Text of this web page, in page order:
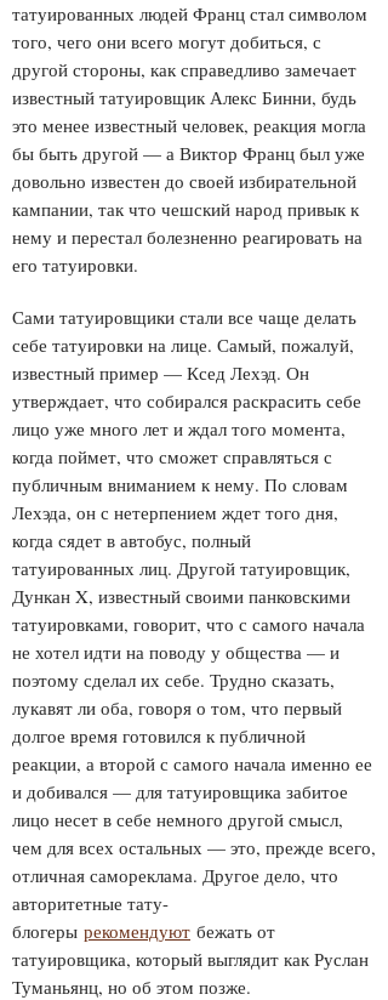
татуированных людей Франц стал символом
того, чего они всего могут добиться, с
другой стороны, как справедливо замечает
известный татуировщик Алекс Бинни, будь
это менее известный человек, реакция могла
бы быть другой — а Виктор Франц был уже
довольно известен до своей избирательной
кампании, так что чешский народ привык к
нему и перестал болезненно реагировать на
его татуировки.
Сами татуировщики стали все чаще делать
себе татуировки на лице. Самый, пожалуй,
известный пример — Ксед Лехэд. Он
утверждает, что собирался раскрасить себе
лицо уже много лет и ждал того момента,
когда поймет, что сможет справляться с
публичным вниманием к нему. По словам
Лехэда, он с нетерпением ждет того дня,
когда сядет в автобус, полный
татуированных лиц. Другой татуировщик,
Дункан X, известный своими панковскими
татуировками, говорит, что с самого начала
не хотел идти на поводу у общества — и
поэтому сделал их себе. Трудно сказать,
лукавят ли оба, говоря о том, что первый
долгое время готовился к публичной
реакции, а второй с самого начала именно ее
и добивался — для татуировщика забитое
лицо несет в себе немного другой смысл,
чем для всех остальных — это, прежде всего,
отличная самореклама. Другое дело, что
авторитетные тату-
блогеры рекомендуют бежать от
татуировщика, который выглядит как Руслан
Туманьянц, но об этом позже.